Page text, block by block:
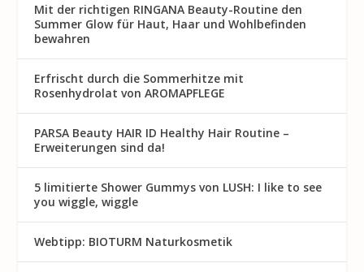
Mit der richtigen RINGANA Beauty-Routine den
Summer Glow für Haut, Haar und Wohlbefinden
bewahren
Erfrischt durch die Sommerhitze mit
Rosenhydrolat von AROMAPFLEGE
PARSA Beauty HAIR ID Healthy Hair Routine –
Erweiterungen sind da!
5 limitierte Shower Gummys von LUSH: I like to see
you wiggle, wiggle
Webtipp: BIOTURM Naturkosmetik